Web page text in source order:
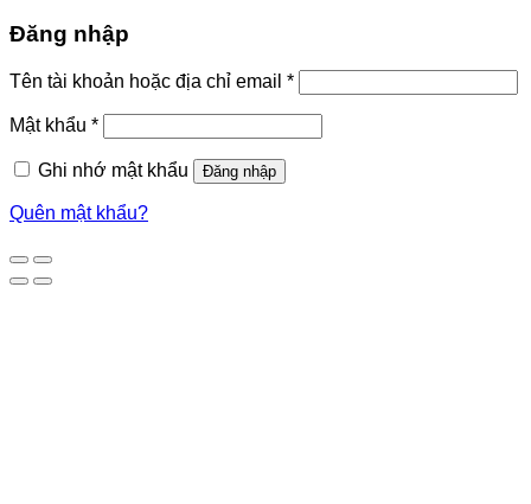
Đăng nhập
Tên tài khoản hoặc địa chỉ email *
Mật khẩu *
Ghi nhớ mật khẩu Đăng nhập
Quên mật khẩu?